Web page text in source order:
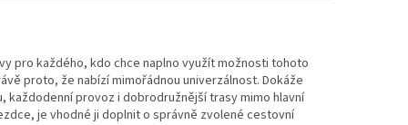
pro každého, kdo chce naplno využít možnosti tohoto
proto, že nabízí mimořádnou univerzálnost. Dokáže
provoz i dobrodružnější trasy mimo hlavní
je vhodné ji doplnit o správně zvolené cestovní